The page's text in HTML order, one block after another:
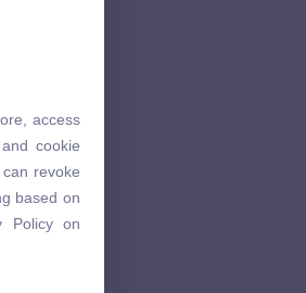
cookie
revoke
based on
on
access
cookie
revoke
based on
Policy on